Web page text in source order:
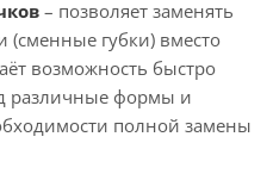
– позволяет заменять
(сменные губки) вместо
возможность быстро
различные формы и
полной замены